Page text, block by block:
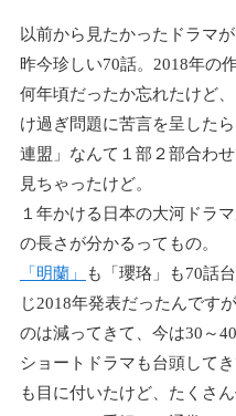
以前から見たかったドラマ
昨今珍しい70話。2018年の
何年頃だったか忘れたけど
け過ぎ問題に苦言を呈した
連盟」なんて１部２部合わ
見ちゃったけど。
１年かける日本の大河ドラ
の長さが分かるってもの。
「明蘭」
も「瓔珞」も70話
じ2018年発表だったんです
のは減ってきて、今は30～
ショートドラマも台頭して
も目に付いたけど、たくさ